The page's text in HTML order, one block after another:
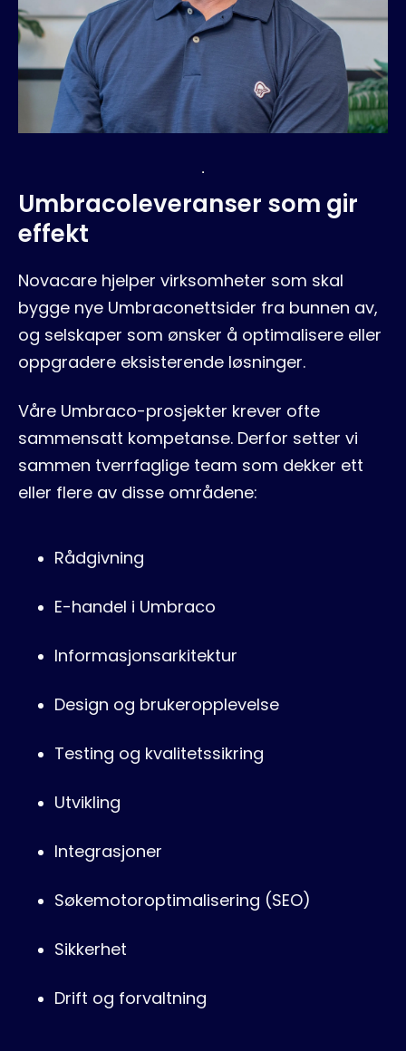
Umbracoleveranser som gir
effekt
Novacare hjelper virksomheter som skal
bygge nye Umbraconettsider fra bunnen av,
og selskaper som ønsker å optimalisere eller
oppgradere eksisterende løsninger.
Våre Umbraco-prosjekter krever ofte
sammensatt kompetanse. Derfor setter vi
sammen tverrfaglige team som dekker ett
eller flere av disse områdene:
Rådgivning
E-handel i Umbraco
Informasjonsarkitektur
Design og brukeropplevelse
Testing og kvalitetssikring
Utvikling
Integrasjoner
Søkemotoroptimalisering (SEO)
Sikkerhet
Drift og forvaltning